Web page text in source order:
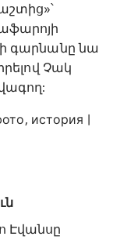
գարնանը նա
Չակ
Էվանսը